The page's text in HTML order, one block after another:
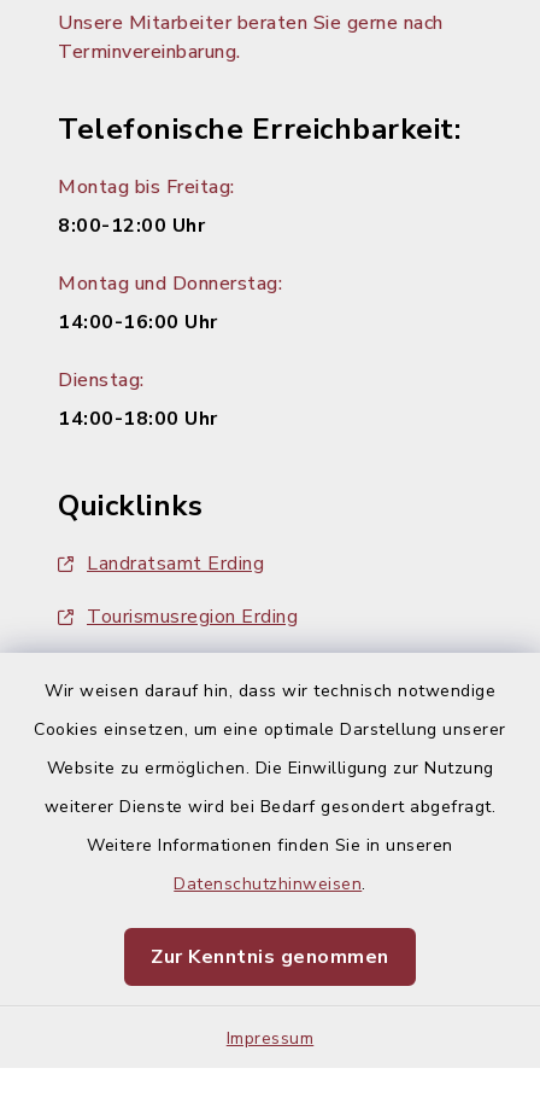
Wir weisen darauf hin, dass wir technisch notwendige
Cookies einsetzen, um eine optimale Darstellung unserer
Website zu ermöglichen. Die Einwilligung zur Nutzung
weiterer Dienste wird bei Bedarf gesondert abgefragt.
Weitere Informationen finden Sie in unseren
Datenschutzhinweisen.
Zur Kenntnis genommen
Impressum
Unsere Mitarbeiter beraten Sie gerne nach
Terminvereinbarung.
Telefonische Erreichbarkeit:
Montag bis Freitag:
8:00-12:00 Uhr
Montag und Donnerstag:
14:00-16:00 Uhr
Dienstag:
14:00-18:00 Uhr
Quicklinks
Landratsamt Erding
Tourismusregion Erding
Kontakt
Datenschutz
Impressum